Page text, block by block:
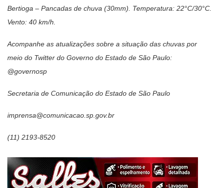
Bertioga – Pancadas de chuva (30mm). Temperatura: 22°C/30°C.
Vento: 40 km/h.
Acompanhe as atualizações sobre a situação das chuvas por
meio do Twitter do Governo do Estado de São Paulo:
@governosp
Secretaria de Comunicação do Estado de São Paulo
imprensa@comunicacao.sp.gov.br
(11) 2193-8520